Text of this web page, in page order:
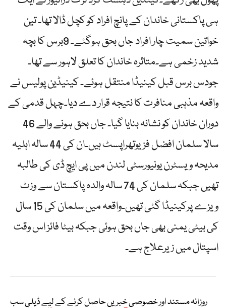
ہی پاکستانی خاندان کے پانچ افراد کو کچل ڈالا تھا۔ تین
خواتین سمیت چار افراد جاں بحق ہوگئے۔ 9برس کا بچہ
شدید زخمی ہے۔متاثرہ خاندان کا تعلق لاہور سے تھا۔
جودس برس قبل کینیڈا منتقل ہوئے۔ کینیڈین پولیس نے
واقعہ مذہبی منافرت کا نتیجہ قرار دے دیا۔چہل قدمی کے
دوران خاندان کو نشانہ بنایا گیا۔ جاں بحق ہونے والے 46
سالا سلمان افضل فزیوتھراپسٹ ہیں۔ان کی 44 سالہ اہلیہ
مدیحہ ویسٹرن یونیورسٹی لندن میں پی ایچ ڈی کی طالبہ
تھیں جبکہ سلمان کی 74 سالہ والدہ پاکستان سے وزٹ
ویزے پرکینیڈا گئی تھیں۔واقعہ میں سلمان کی 15 سال
کی بیٹی یمنی بھی جاں بحق ہوئی جبکہ بیٹا فائز اس وقت
اسپتال میں زیرعلاج ہے۔
روزانہ مستند اور خصوصی خبریں حاصل کرنے کے لیے ڈیلی سب